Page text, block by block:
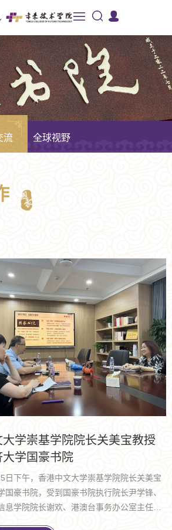
流 全球视野
大学崇基学院院长关美宝教授
大学国豪书院
日下午，香港中文大学崇基学院院长关美宝
国豪书院，受到国豪书院执行院长尹学锋、
息学院院长谢欢、港澳台事务办公室主任郑